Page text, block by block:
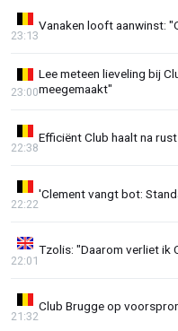
Vanaken looft aanwinst:
23:13
Lee meteen lieveling bij
meegemaakt"
23:00
Efficiënt Club haalt na
22:38
'Clement vangt bot:
22:22
Tzolis: "Daarom verliet ik
22:01
Club Brugge op
21:32